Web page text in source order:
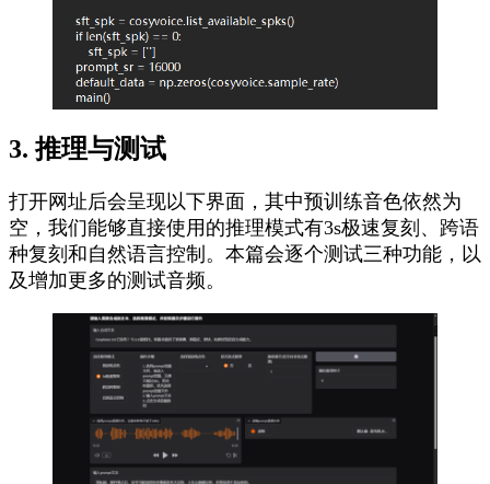
3. 推理与测试
打开网址后会呈现以下界面，其中预训练音色依然为
空，我们能够直接使用的推理模式有3s极速复刻、跨语
种复刻和自然语言控制。本篇会逐个测试三种功能，以
及增加更多的测试音频。